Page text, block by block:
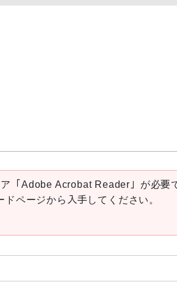
「Adobe Acrobat Reader」が必要
ページから入手してください。